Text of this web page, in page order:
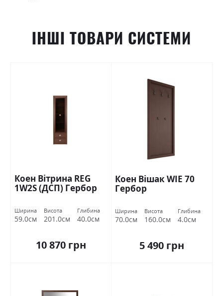
ІНШІ ТОВАРИ СИСТЕМИ
Коен Вітрина REG
1W2S (ДСП) Гербор
Ширина
59.0см
Висота
201.0см
Глибина
40.0см
10 870 грн
Коен Вішак WIE 70
Гербор
Ширина
70.0см
Висота
160.0см
Глибина
4.0см
5 490 грн